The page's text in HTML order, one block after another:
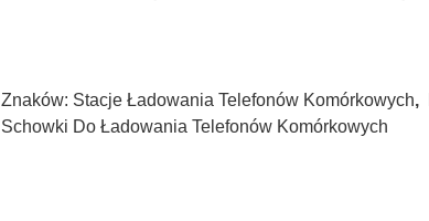
Znaków: Stacje Ładowania Telefonów Komórkowych,
Schowki Do Ładowania Telefonów Komórkowych